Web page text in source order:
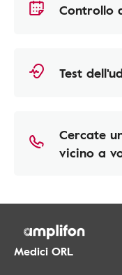
Controllo
Test
Cercate
vicino a
Medici ORL